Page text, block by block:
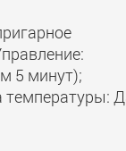
5 минут);
температуры: